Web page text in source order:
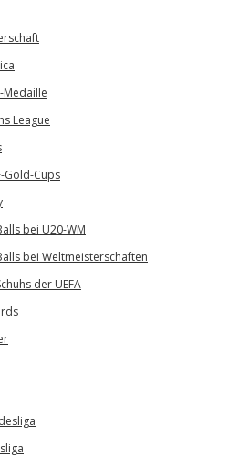
Medaille
League
Gold-Cups
bei U20-WM
bei Weltmeisterschaften
der UEFA